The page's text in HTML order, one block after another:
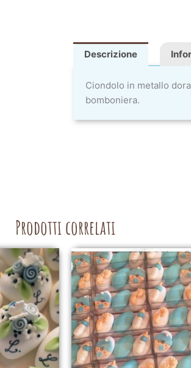
Descrizione
Ciondolo in metallo
bomboniera.
Prodotti correlati